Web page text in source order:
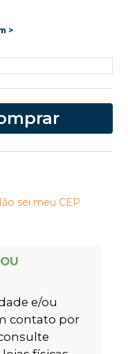
>
sei meu CEP
e/ou
contato por